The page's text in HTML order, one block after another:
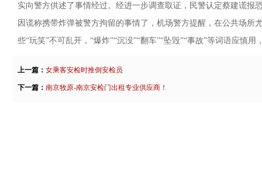
实向警方供述了事情经过。经进一步调查取证，民警认定蔡建谎
因谎称携带炸弹被警方拘留的事情了，机场警方提醒，在公共场
些“玩笑”不可乱开，“爆炸”“沉没”“翻车”“坠毁”“事故”等词语应慎
上一篇： 女乘客安检时推倒安检员
下一篇： 南京牧原-南京安检门出租专业供应商！